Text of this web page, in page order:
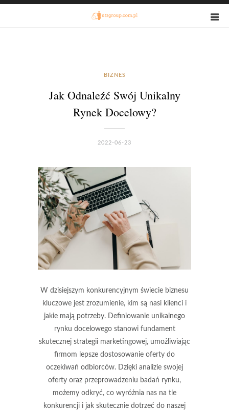
BIZNES
Jak Odnaleźć Swój Unikalny
Rynek Docelowy?
2022-06-23
W dzisiejszym konkurencyjnym świecie biznesu
kluczowe jest zrozumienie, kim są nasi klienci i
jakie mają potrzeby. Definiowanie unikalnego
rynku docelowego stanowi fundament
skutecznej strategii marketingowej, umożliwiając
firmom lepsze dostosowanie oferty do
oczekiwań odbiorców. Dzięki analizie swojej
oferty oraz przeprowadzeniu badań rynku,
możemy odkryć, co wyróżnia nas na tle
konkurencji i jak skutecznie dotrzeć do naszej